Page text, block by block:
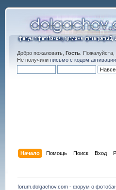
Добро пожаловать, Гость. Пожалуйста,
Не получили письмо с кодом активации
Начало Помощь Поиск Вход
forum.dolgachov.com - форум о